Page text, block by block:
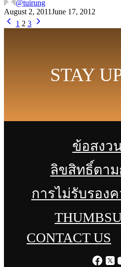
@tuirung
August 2, 2011June 17, 2012
1 2 3
STAY
ข้อสงว
ลิขสิทธิ์ตา
การไม่รับรอง
CONTACT US